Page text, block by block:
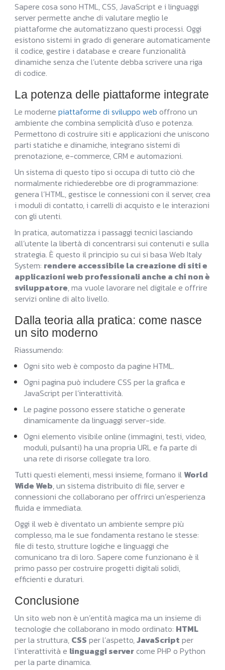
Sapere cosa sono HTML, CSS, JavaScript e i linguaggi
server permette anche di valutare meglio le
piattaforme che automatizzano questi processi. Oggi
esistono sistemi in grado di generare automaticamente
il codice, gestire i database e creare funzionalità
dinamiche senza che l’utente debba scrivere una riga
di codice.
La potenza delle piattaforme integrate
Le moderne piattaforme di sviluppo web offrono un
ambiente che combina semplicità d’uso e potenza.
Permettono di costruire siti e applicazioni che uniscono
parti statiche e dinamiche, integrano sistemi di
prenotazione, e-commerce, CRM e automazioni.
Un sistema di questo tipo si occupa di tutto ciò che
normalmente richiederebbe ore di programmazione:
genera l’HTML, gestisce le connessioni con il server, crea
i moduli di contatto, i carrelli di acquisto e le interazioni
con gli utenti.
In pratica, automatizza i passaggi tecnici lasciando
all’utente la libertà di concentrarsi sui contenuti e sulla
strategia. È questo il principio su cui si basa Web Italy
System: rendere accessibile la creazione di siti e
applicazioni web professionali anche a chi non è
sviluppatore, ma vuole lavorare nel digitale e offrire
servizi online di alto livello.
Dalla teoria alla pratica: come nasce
un sito moderno
Riassumendo:
Ogni sito web è composto da pagine HTML.
Ogni pagina può includere CSS per la grafica e
JavaScript per l’interattività.
Le pagine possono essere statiche o generate
dinamicamente da linguaggi server-side.
Ogni elemento visibile online (immagini, testi, video,
moduli, pulsanti) ha una propria URL e fa parte di
una rete di risorse collegate tra loro.
Tutti questi elementi, messi insieme, formano il World
Wide Web, un sistema distribuito di file, server e
connessioni che collaborano per offrirci un’esperienza
fluida e immediata.
Oggi il web è diventato un ambiente sempre più
complesso, ma le sue fondamenta restano le stesse:
file di testo, strutture logiche e linguaggi che
comunicano tra di loro. Sapere come funzionano è il
primo passo per costruire progetti digitali solidi,
efficienti e duraturi.
Conclusione
Un sito web non è un’entità magica ma un insieme di
tecnologie che collaborano in modo ordinato: HTML
per la struttura, CSS per l’aspetto,JavaScript per
l’interattività e linguaggi servercome PHP o Python
per la parte dinamica.